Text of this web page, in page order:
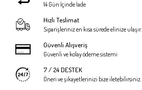
14 Gün İçinde İade
Hızlı Teslimat
Siparişleriniz en kısa sürede elinize ulaşır.
Güvenli Alışveriş
Güvenli ve kolay ödeme sistemi
7 / 24 DESTEK
Öneri ve şikayetlerinizi bize iletebilirsiniz.